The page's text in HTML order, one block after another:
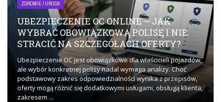
ZDROWIE I URODA
UBEZPIECZENIE OC ONLINE – JAK
WYBRAĆ OBOWIĄZKOWĄ POLISĘ I NIE
STRACIĆ NA SZCZEGÓŁACH OFERTY?
Ubezpieczenie OC jest obowiązkowe dla właścicieli pojazdów,
ale wybór konkretnej polisy nadal wymaga analizy. Choć
podstawowy zakres odpowiedzialności wynika z przepisów,
oferty mogą różnić się dodatkowymi usługami, obsługą klienta,
zakresem ...